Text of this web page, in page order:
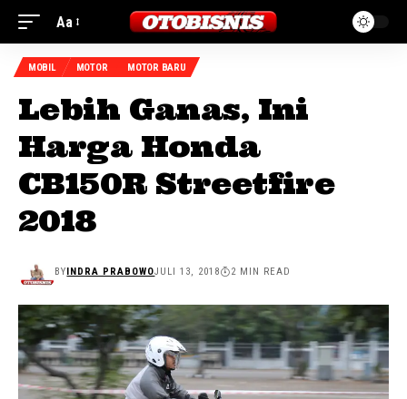
Aa
MOBIL MOTOR MOTOR BARU
Lebih Ganas, Ini
Harga Honda
CB150R Streetfire
2018
BYINDRA PRABOWOJULI 13, 2018 2 MIN READ